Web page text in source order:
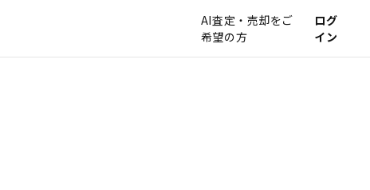
AI査定・売却をご
希望の方
ログ
イン